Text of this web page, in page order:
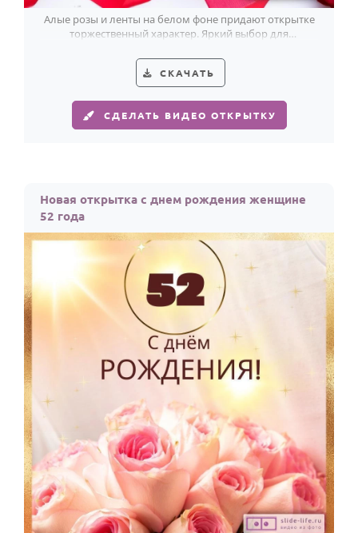
Алые розы и ленты на белом фоне придают открытке
торжественный характер. Яркий выбор для
СКАЧАТЬ
СДЕЛАТЬ ВИДЕО ОТКРЫТКУ
Новая открытка с днем рождения женщине
52 года